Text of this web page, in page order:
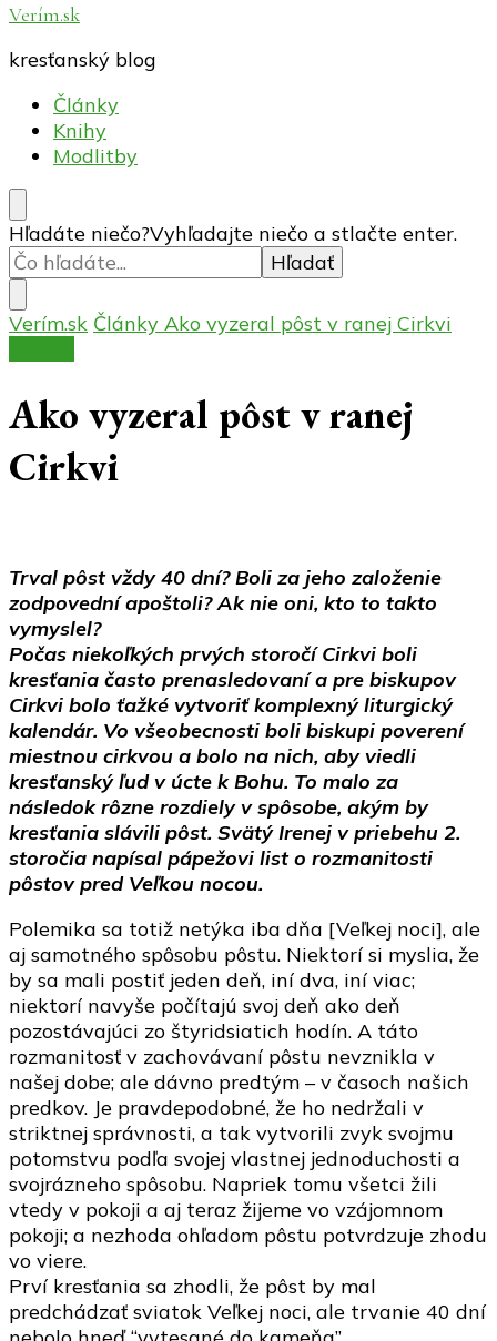
Verím.sk
kresťanský blog
Články
Knihy
Modlitby
Hľadáte niečo?Vyhľadajte niečo a stlačte enter.
Verím.sk Články Ako vyzeral pôst v ranej Cirkvi
Ako vyzeral pôst v ranej
Cirkvi
Trval pôst vždy 40 dní? Boli za jeho založenie
zodpovední apoštoli? Ak nie oni, kto to takto
vymyslel?
Počas niekoľkých prvých storočí Cirkvi boli
kresťania často prenasledovaní a pre biskupov
Cirkvi bolo ťažké vytvoriť komplexný liturgický
kalendár. Vo všeobecnosti boli biskupi poverení
miestnou cirkvou a bolo na nich, aby viedli
kresťanský ľud v úcte k Bohu. To malo za
následok rôzne rozdiely v spôsobe, akým by
kresťania slávili pôst. Svätý Irenej v priebehu 2.
storočia napísal pápežovi list o rozmanitosti
pôstov pred Veľkou nocou.
Polemika sa totiž netýka iba dňa [Veľkej noci], ale
aj samotného spôsobu pôstu. Niektorí si myslia, že
by sa mali postiť jeden deň, iní dva, iní viac;
niektorí navyše počítajú svoj deň ako deň
pozostávajúci zo štyridsiatich hodín. A táto
rozmanitosť v zachovávaní pôstu nevznikla v
našej dobe; ale dávno predtým – v časoch našich
predkov. Je pravdepodobné, že ho nedržali v
striktnej správnosti, a tak vytvorili zvyk svojmu
potomstvu podľa svojej vlastnej jednoduchosti a
svojrázneho spôsobu. Napriek tomu všetci žili
vtedy v pokoji a aj teraz žijeme vo vzájomnom
pokoji; a nezhoda ohľadom pôstu potvrdzuje zhodu
vo viere.
Prví kresťania sa zhodli, že pôst by mal
predchádzať sviatok Veľkej noci, ale trvanie 40 dní